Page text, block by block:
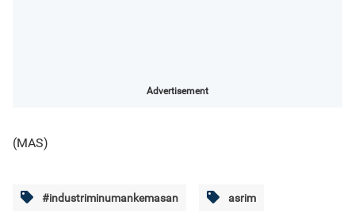
Advertisement
(MAS)
#industriminumankemasan asrim